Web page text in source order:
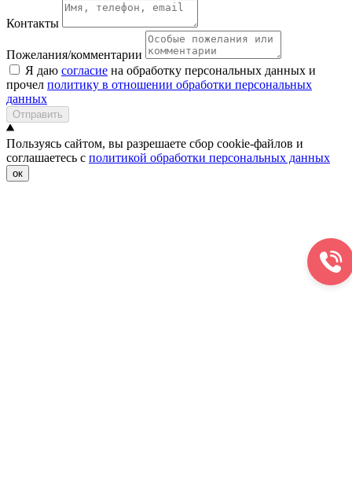
Контакты
Пожелания/комментарии
Я даю согласие на обработку персональных данных и
прочел политику в отношении обработки персональных
данных
Отправить
Пользуясь сайтом, вы разрешаете сбор cookie-файлов и
соглашаетесь с политикой обработки персональных данных
ок